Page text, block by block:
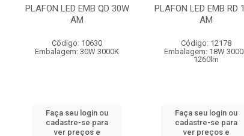
PLAFON LED EMB RD 18W
AM
Código: 12178
Embalagem: 18W 3000K
Faça seu login ou
cadastre-se para
ver preços e
PLAFON LED EMB RD
AM
Código: 12179
Embalagem: 24W
1680lm
Faça seu login ou
cadastre-se para
ver preços e